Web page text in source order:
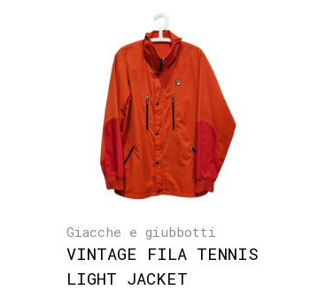
Giacche e giubbotti
VINTAGE FILA TENNIS
LIGHT JACKET